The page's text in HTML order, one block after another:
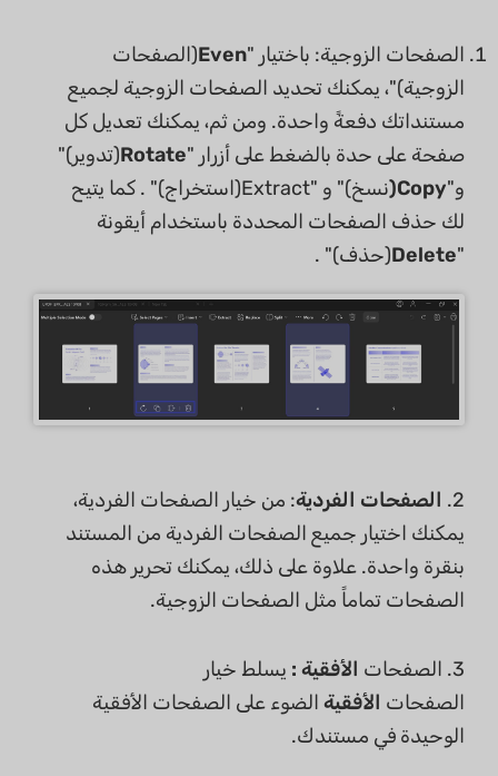
الصفحات الزوجية: باختيار "Even(الصفحات
الزوجية)"، يمكنك تحديد الصفحات الزوجية لجميع
مستنداتك دفعةً واحدة. ومن ثم، يمكنك تعديل كل
صفحة على حدة بالضغط على أزرار "Rotate(تدوير)"
و"Copy(
نسخ)" و "Extract(استخراج)" . كما يتيح
لك حذف الصفحات المحددة باستخدام أيقونة
"
Delete(حذف)" .
2. الصفحات الفردية: من خيار الصفحات الفردية،
يمكنك اختيار جميع الصفحات الفردية من المستند
بنقرة واحدة. علاوة على ذلك، يمكنك تحرير هذه
الصفحات تماماً مثل الصفحات الزوجية.
3. الصفحات الأفقية : يسلط خيار
الصفحات الأفقية الضوء على الصفحات الأفقية
الوحيدة في مستندك.